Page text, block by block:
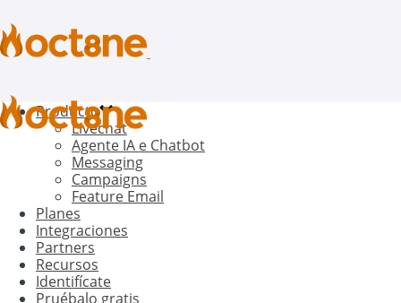
Producto
Livechat
Agente IA e Chatbot
Messaging
Campaigns
Feature Email
Planes
Integraciones
Partners
Recursos
Identifícate
Pruébalo gratis